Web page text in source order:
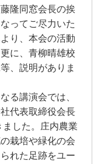
隆同窓会長の挨
ってご尽力いた
り、本会の活動
に、青柳晴雄校
、説明がありま
る講演会では、
代表取締役会長
した。庄内農業
栽培や緑化の会
れた足跡をユー